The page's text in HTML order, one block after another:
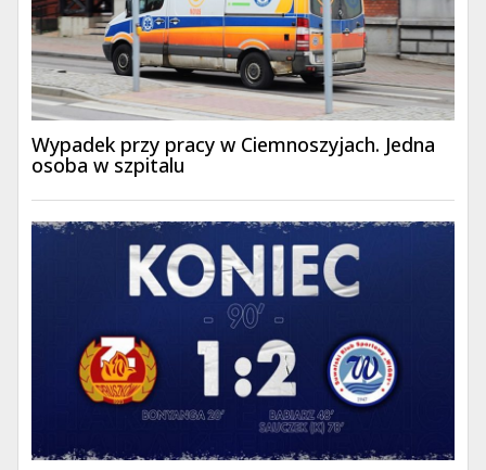
Wypadek przy pracy w Ciemnoszyjach. Jedna
osoba w szpitalu